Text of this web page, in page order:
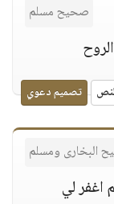
صحيح مسلم
تصميم دعوي
البخارى ومسلم
اغفر لي